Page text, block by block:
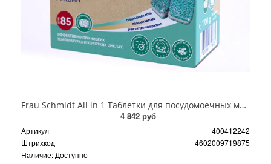
Frau Schmidt All in 1 Таблетки для посудомоечных машин всё в одном без фосфатов в водорастворимой оболочке 85 шт
4 842 руб
Артикул
400412242
Штрихкод
4602009719875
Наличие: Доступно